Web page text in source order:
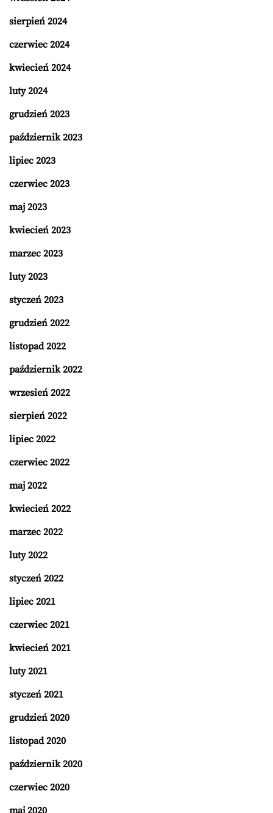
sierpień 2024
czerwiec 2024
kwiecień 2024
luty 2024
grudzień 2023
październik 2023
lipiec 2023
czerwiec 2023
maj 2023
kwiecień 2023
marzec 2023
luty 2023
styczeń 2023
grudzień 2022
listopad 2022
październik 2022
wrzesień 2022
sierpień 2022
lipiec 2022
czerwiec 2022
maj 2022
kwiecień 2022
marzec 2022
luty 2022
styczeń 2022
lipiec 2021
czerwiec 2021
kwiecień 2021
luty 2021
styczeń 2021
grudzień 2020
listopad 2020
październik 2020
czerwiec 2020